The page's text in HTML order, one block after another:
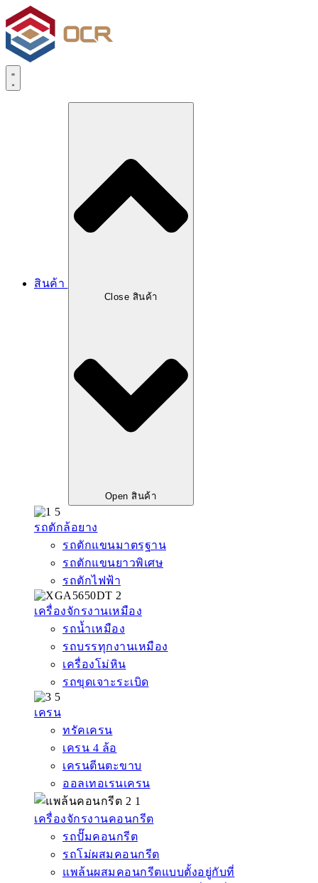
สินค้า
Close สินค้า
Open สินค้า
รถตักล้อยาง
รถตักแขนมาตรฐาน
รถตักแขนยาวพิเศษ
รถตักไฟฟ้า
เครื่องจักรงานเหมือง
รถน้ำเหมือง
รถบรรทุกงานเหมือง
เครื่องโม่หิน
รถขุดเจาะระเบิด
เครน
ทรัคเครน
เครน 4 ล้อ
เครนตีนตะขาบ
ออลเทอเรนเครน
เครื่องจักรงานคอนกรีต
รถปั๊มคอนกรีต
รถโม่ผสมคอนกรีต
แพล้นผสมคอนกรีตแบบตั้งอยู่กับที่